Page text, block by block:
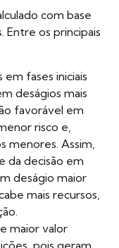
com base
os principais
em fases iniciais
deságios mais
favorável em
risco e,
menores. Assim,
da decisão em
deságio maior
mais recursos,
maior valor
pois geram